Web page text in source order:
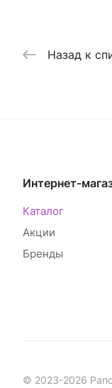
Назад к
Интернет-
Каталог
Акции
Бренды
© 2023-2026